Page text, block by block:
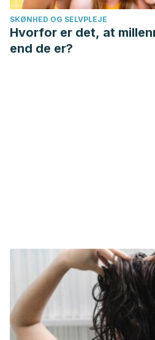
SKØNHED OG SELVPLEJE
Hvorfor er det, at
end de er?